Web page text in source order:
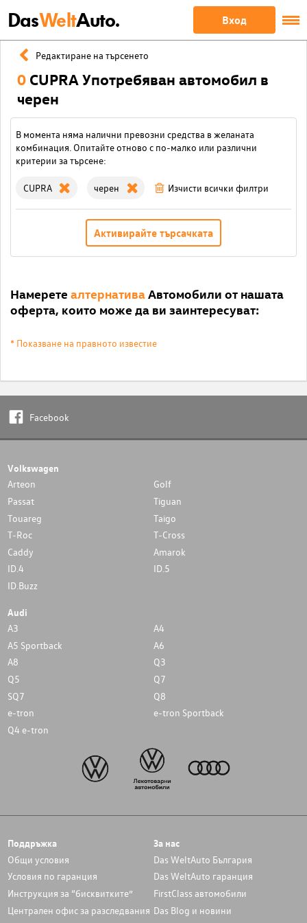
DasWeltAuto. Вход
Редактиране на търсенето
0 CUPRA Употребяван автомобил в
черен
В момента няма налични превозни средства в желаната
комбинация. Опитайте отново с по-малко или различни
критерии за търсене:
CUPRA черен Изчисти всички филтри
Активирайте търсачката
Намерете алтернативаАвтомобили от нашата
оферта, които може да ви заинтересуват:
* Показване на правното известие
Facebook
Volkswagen
Arteon
Golf
Passat
Tiguan
Touareg
Taigo
T-Roc
T-Cross
Caddy
Amarok
ID.4
ID.5
ID.Buzz
Audi
A3
A4
A5 Sportback
A6
A8
Q3
Q5
Q7
SQ7
Q8
e-tron
e-tron Sportback
Q4 e-tron
Поддръжка
Общи условия
Условия по гаранция
Инструкция за “бисквитките”
Централен офис за разследвания
За нас
Das WeltAuto България
Das WeltAuto гаранция
FirstClass автомобили
Das Blog и новини